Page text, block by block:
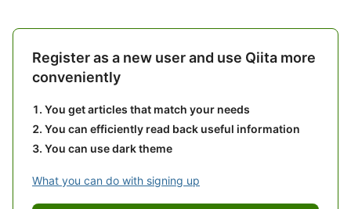
Register as a new user and use Qiita more
conveniently
You get articles that match your needs
You can efficiently read back useful information
You can use dark theme
What you can do with signing up